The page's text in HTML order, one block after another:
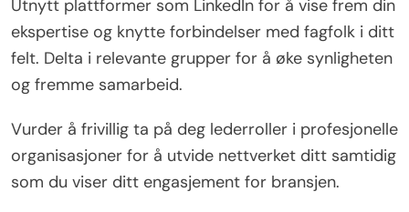
Utnytt plattformer som LinkedIn for å vise frem din
ekspertise og knytte forbindelser med fagfolk i ditt
felt. Delta i relevante grupper for å øke synligheten
og fremme samarbeid.
Vurder å frivillig ta på deg lederroller i profesjonelle
organisasjoner for å utvide nettverket ditt samtidig
som du viser ditt engasjement for bransjen.